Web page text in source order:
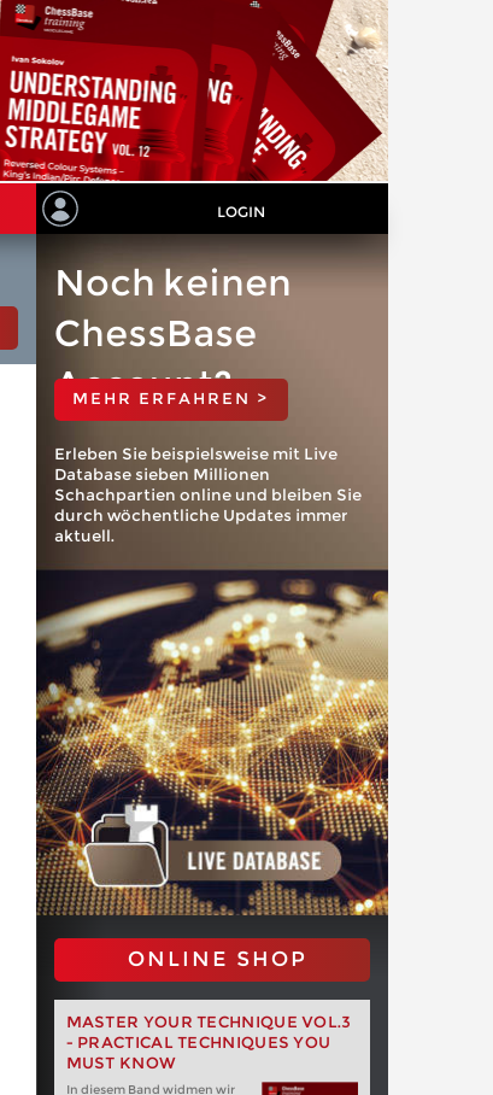
LOGIN
Noch keinen
ChessBase
Account?
MEHR ERFAHREN >
Erleben Sie beispielsweise mit Live
Database sieben Millionen
Schachpartien online und bleiben Sie
durch wöchentliche Updates immer
aktuell.
ONLINE SHOP
MASTER YOUR TECHNIQUE VOL.3
- PRACTICAL TECHNIQUES YOU
MUST KNOW
In diesem Band widmen wir